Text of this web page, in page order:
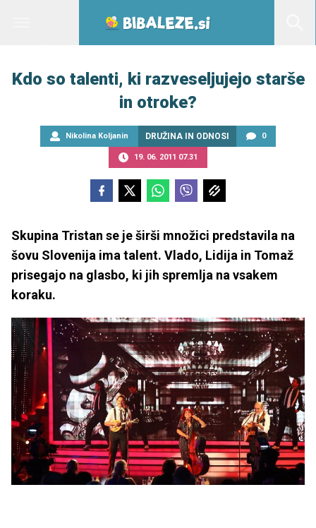
Kdo so talenti, ki razveseljujejo starše
in otroke?
Nikolina Koljanin DRUŽINA IN ODNOSI 0
19. 06. 2011 07.31
Skupina Tristan se je širši množici predstavila na
šovu Slovenija ima talent. Vlado, Lidija in Tomaž
prisegajo na glasbo, ki jih spremlja na vsakem
koraku.